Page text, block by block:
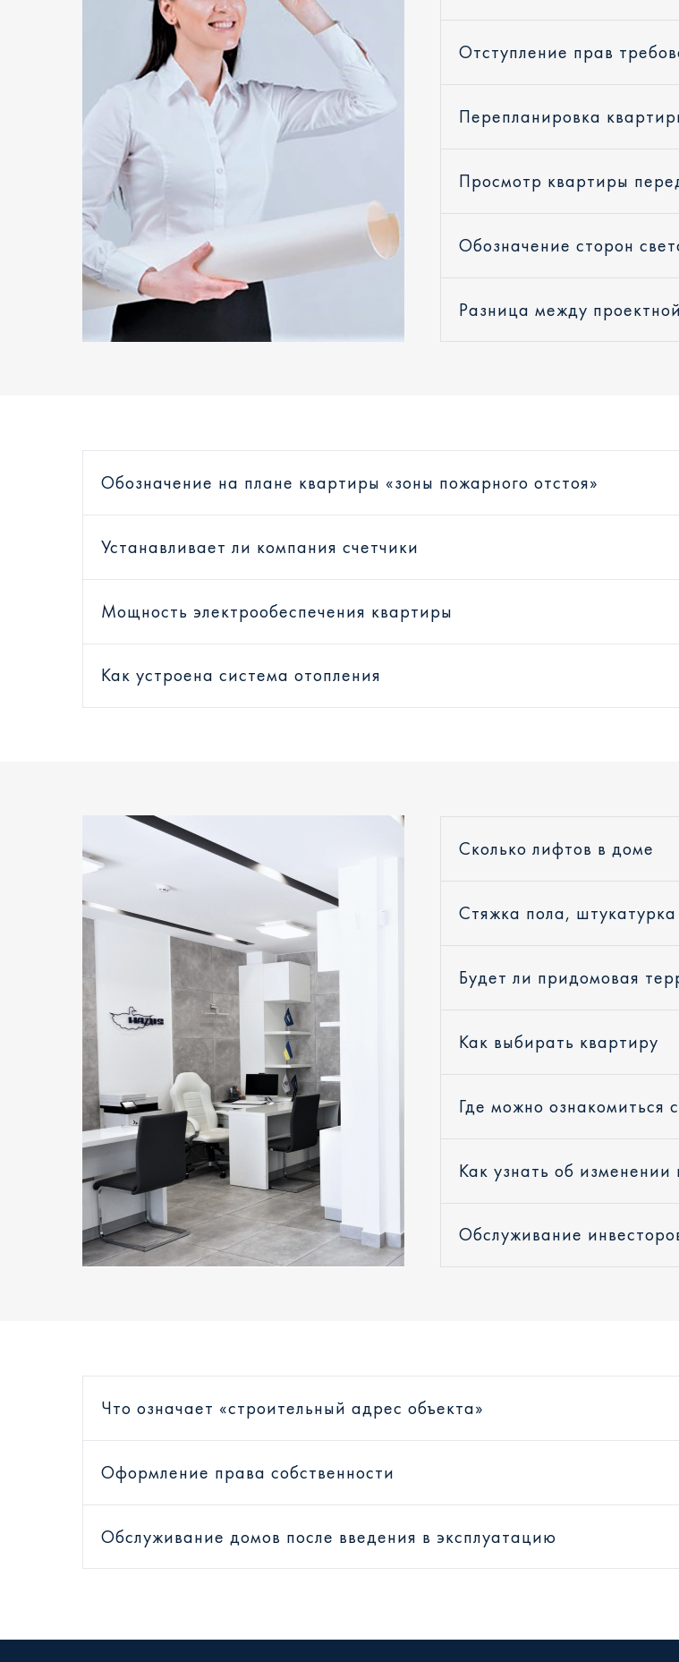
Отступление прав
Перепланировка
Просмотр квартиры
Обозначение сторон
Разница между
Обозначение на плане квартиры «зоны пожарного отстоя»
Устанавливает ли компания счетчики
Мощность электрообеспечения квартиры
Как устроена система отопления
Сколько лифтов в доме
Стяжка пола, штукатурка
Будет ли придомовая
Как выбирать квартиру
Где можно ознакомиться
Как узнать об изменении
Обслуживание
Что означает «строительный адрес объекта»
Оформление права собственности
Обслуживание домов после введения в эксплуатацию